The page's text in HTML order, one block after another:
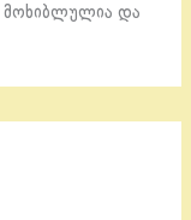
მოხიბლულია და